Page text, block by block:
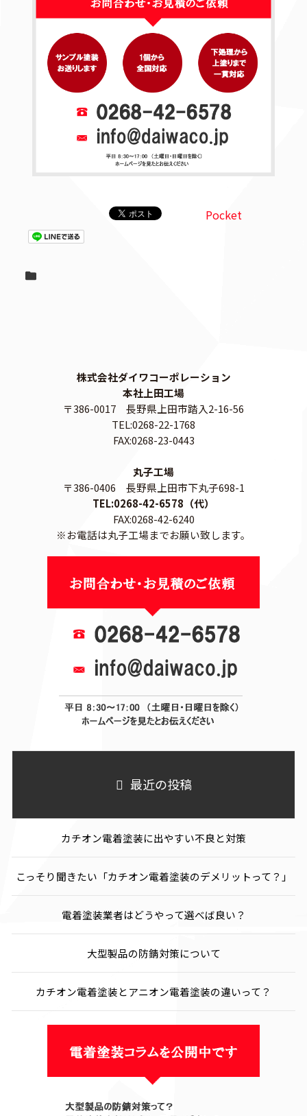
Pocket
株式会社ダイワコーポレーション
本社上田工場
〒386-0017 長野県上田市踏入2-16-56
TEL:0268-22-1768
FAX:0268-23-0443
丸子工場
〒386-0406 長野県上田市下丸子698-1
TEL:0268-42-6578（代）
FAX:0268-42-6240
※お電話は丸子工場までお願い致します。
最近の投稿
カチオン電着塗装に出やすい不良と対策
こっそり聞きたい「カチオン電着塗装のデメリットって？」
電着塗装業者はどうやって選べば良い？
大型製品の防錆対策について
カチオン電着塗装とアニオン電着塗装の違いって？